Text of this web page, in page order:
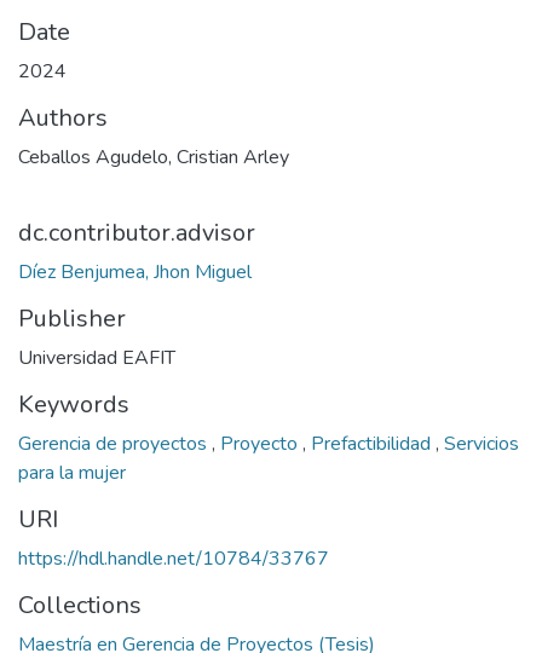
Date
2024
Authors
Ceballos Agudelo, Cristian Arley
dc.contributor.advisor
Díez Benjumea, Jhon Miguel
Publisher
Universidad EAFIT
Keywords
Gerencia de proyectos , Proyecto , Prefactibilidad , Servicios
para la mujer
URI
https://hdl.handle.net/10784/33767
Collections
Maestría en Gerencia de Proyectos (Tesis)